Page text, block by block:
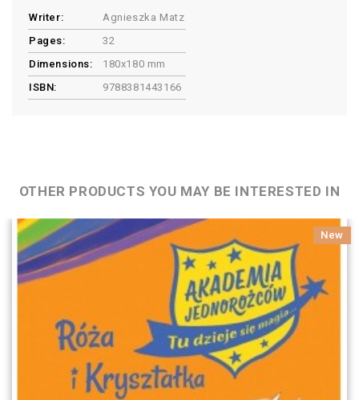
Writer:
Agnieszka Matz
Pages:
32
Dimensions:
180x180 mm
ISBN:
9788381443166
OTHER PRODUCTS YOU MAY BE INTERESTED IN
New